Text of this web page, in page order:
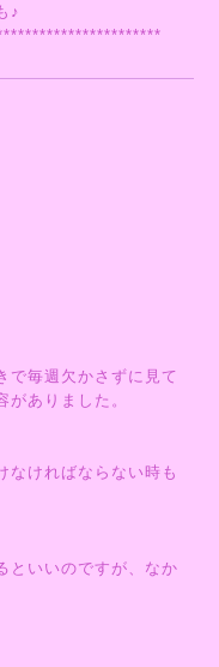
♪
で毎週欠かさずに見て
ありました。
なければならない時も
といいのですが、なか